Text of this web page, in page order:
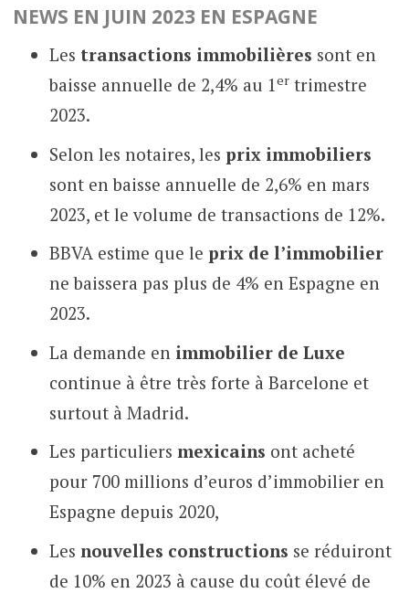
NEWS EN JUIN 2023 EN ESPAGNE
Les transactions immobilières sont en
baisse annuelle de 2,4% au 1ertrimestre
2023.
Selon les notaires, les prix immobiliers
sont en baisse annuelle de 2,6% en mars
2023, et le volume de transactions de 12%.
BBVA estime que le prix de l’immobilier
ne baissera pas plus de 4% en Espagne en
2023.
La demande en immobilier de Luxe
continue à être très forte à Barcelone et
surtout à Madrid.
Les particuliers mexicains ont acheté
pour 700 millions d’euros d’immobilier en
Espagne depuis 2020,
Les nouvelles constructions se réduiront
de 10% en 2023 à cause du coût élevé de